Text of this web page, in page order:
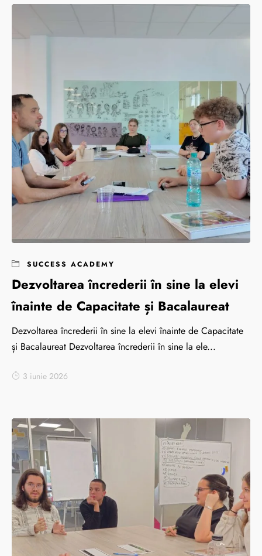
SUCCESS ACADEMY
Dezvoltarea încrederii în sine la elevi
înainte de Capacitate și Bacalaureat
Dezvoltarea încrederii în sine la elevi înainte de Capacitate
și Bacalaureat Dezvoltarea încrederii în sine la ele...
3 iunie 2026